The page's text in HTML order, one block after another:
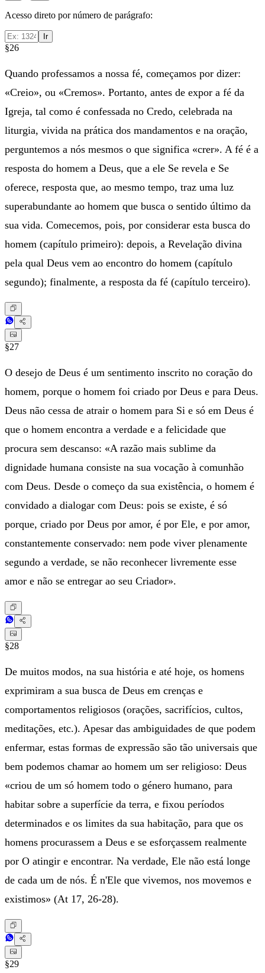
Acesso direto por número de parágrafo:
Ir
§26
Quando professamos a nossa fé, começamos por dizer:
«Creio», ou «Cremos». Portanto, antes de expor a fé da
Igreja, tal como é confessada no Credo, celebrada na
liturgia, vivida na prática dos mandamentos e na oração,
perguntemos a nós mesmos o que significa «crer». A fé é a
resposta do homem a Deus, que a ele Se revela e Se
oferece, resposta que, ao mesmo tempo, traz uma luz
superabundante ao homem que busca o sentido último da
sua vida. Comecemos, pois, por considerar esta busca do
homem (capítulo primeiro): depois, a Revelação divina
pela qual Deus vem ao encontro do homem (capítulo
segundo); finalmente, a resposta da fé (capítulo terceiro).
§27
O desejo de Deus é um sentimento inscrito no coração do
homem, porque o homem foi criado por Deus e para Deus.
Deus não cessa de atrair o homem para Si e só em Deus é
que o homem encontra a verdade e a felicidade que
procura sem descanso: «A razão mais sublime da
dignidade humana consiste na sua vocação à comunhão
com Deus. Desde o começo da sua existência, o homem é
convidado a dialogar com Deus: pois se existe, é só
porque, criado por Deus por amor, é por Ele, e por amor,
constantemente conservado: nem pode viver plenamente
segundo a verdade, se não reconhecer livremente esse
amor e não se entregar ao seu Criador».
§28
De muitos modos, na sua história e até hoje, os homens
exprimiram a sua busca de Deus em crenças e
comportamentos religiosos (orações, sacrifícios, cultos,
meditações, etc.). Apesar das ambiguidades de que podem
enfermar, estas formas de expressão são tão universais que
bem podemos chamar ao homem um ser religioso: Deus
«criou de um só homem todo o género humano, para
habitar sobre a superfície da terra, e fixou períodos
determinados e os limites da sua habitação, para que os
homens procurassem a Deus e se esforçassem realmente
por O atingir e encontrar. Na verdade, Ele não está longe
de cada um de nós. É n'Ele que vivemos, nos movemos e
existimos» (At 17, 26-28).
§29